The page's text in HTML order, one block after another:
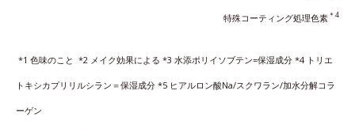
特殊コーティング処理色素＊4
*1 色味のこと *2 メイク効果による *3 水添ポリイソブテン=保湿成分 *4 トリエ
トキシカプリリルシラン＝保湿成分 *5 ヒアルロン酸Na/スクワラン/加水分解コラ
ーゲン